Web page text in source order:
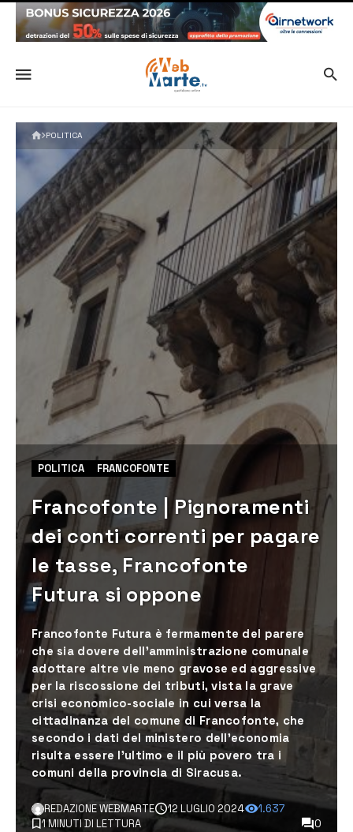
POLITICA
POLITICA FRANCOFONTE
Francofonte | Pignoramenti
dei conti correnti per pagare
le tasse, Francofonte
Futura si oppone
Francofonte Futura è fermamente del parere
che sia dovere dell’amministrazione comunale
adottare altre vie meno gravose ed aggressive
per la riscossione dei tributi, vista la grave
crisi economico-sociale in cui versa la
cittadinanza del comune di Francofonte, che
secondo i dati del ministero dell’economia
risulta essere l’ultimo e il più povero tra i
comuni della provincia di Siracusa.
REDAZIONE WEBMARTE 12 LUGLIO 2024
1.637
1 MINUTI DI LETTURA
0